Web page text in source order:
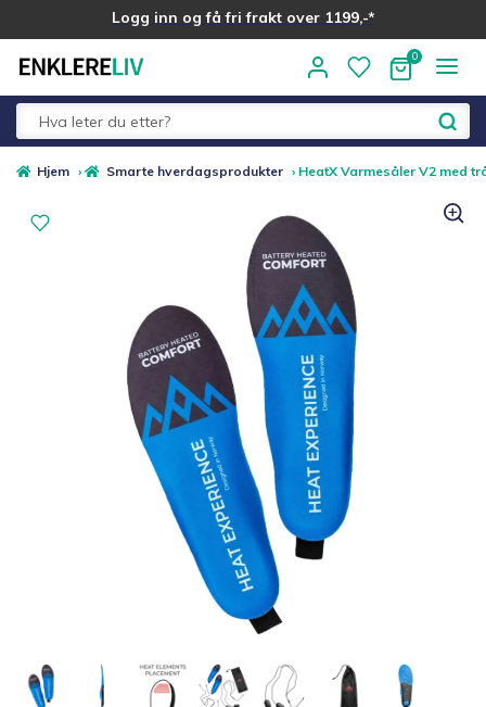
Logg inn og få fri frakt over 1199,-*
Alle kategorier
Fold
Medlemstilbud
Gavetips
Hjem › Smarte hverdagsprodukter › HeatX Varmesåler V2 med